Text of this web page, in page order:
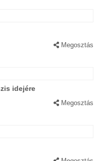
Megosztás
idejére
Megosztás